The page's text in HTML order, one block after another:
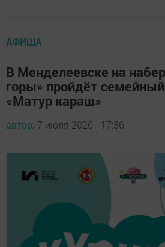
АФИША
В Менделеевске на
горы» пройдёт
«Матур караш»
автор, 7 июля 2026 - 17:36